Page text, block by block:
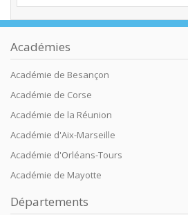
Académies
Académie de Besançon
Académie de Corse
Académie de la Réunion
Académie d'Aix-Marseille
Académie d'Orléans-Tours
Académie de Mayotte
Départements